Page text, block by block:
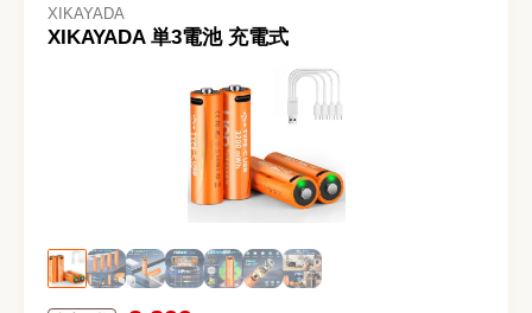
XIKAYADA
XIKAYADA 単3電池 充電式